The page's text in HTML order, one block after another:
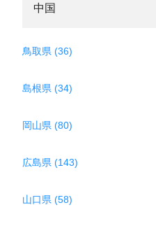
中国
鳥取県 (36)
島根県 (34)
岡山県 (80)
広島県 (143)
山口県 (58)